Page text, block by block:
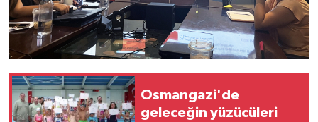
Osmangazi'de
geleceğin yüzücüleri